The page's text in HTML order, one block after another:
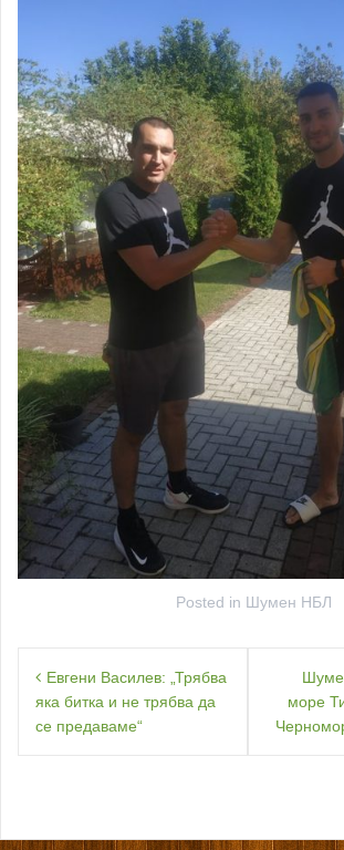
Posted in Шумен НБЛ
Навигация
Евгени Василев: „Трябва
яка битка и не трябва да
се предаваме“
море